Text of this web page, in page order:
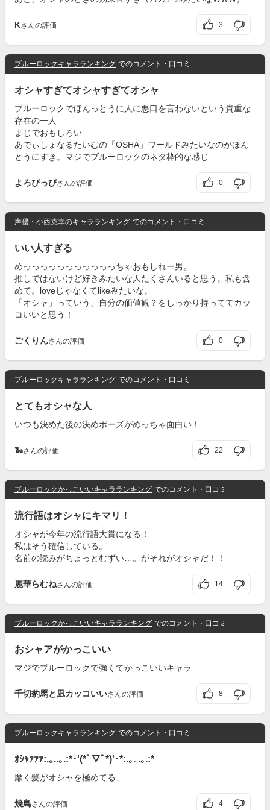
Kさんの評価 3
ブルーロックキャラランキング でのコメント・口コミ
オシャすぎてオシャすぎてオシャ
ブルーロックでほんっとうに人に悪口を言わないという貴重な
存在の一人
まじでおもしろい
あでぃしょなるたいむの「OSHA」ワールドみたいなのがほん
とうにすき。マジでブルーロックのネタ枠的な感じ
よろぴっぴさんの評価 0
声優・小西克幸のキャラランキング でのコメント・口コミ
いい人すぎる
めっっっっっっっっっっっちゃおもしれー男。
推しではないけど好きみたいな人たくさんいると思う。私も含
めて。loveじゃなくてlikeみたいな。
「オシャ」っていう、自分の価値観？をしっかり持っててカッ
コいいと思う！
ごくりんさんの評価 0
ブルーロックキャラランキング でのコメント・口コミ
とてもオシャな人
いつも決めた後の決めポーズがめっちゃ面白い！
🐍さんの評価 22
ブルーロックかっこいいキャラランキング でのコメント・口コミ
流行語はオシャにキマリ！
オシャが今年の流行語大賞になる！
私はそう確信している。
名前の読みがちょっとむずい…。がそれがオシャだ！！
麗華らむねさんの評価 14
ブルーロックかっこいいキャラランキング でのコメント・口コミ
おシャアがかっこいい
マジでブルーロックで強くてかっこいいキャラ
千切豹馬と凪カッコいいさんの評価 8
ブルーロックキャラランキング でのコメント・口コミ
ｵｼｬｧｧｧ:.｡..｡.:*･'(*ﾟ▽ﾟ*)'･*:.｡. .｡.:*
靡く髪がオシャを極めてる、
焼鳥さんの評価 4